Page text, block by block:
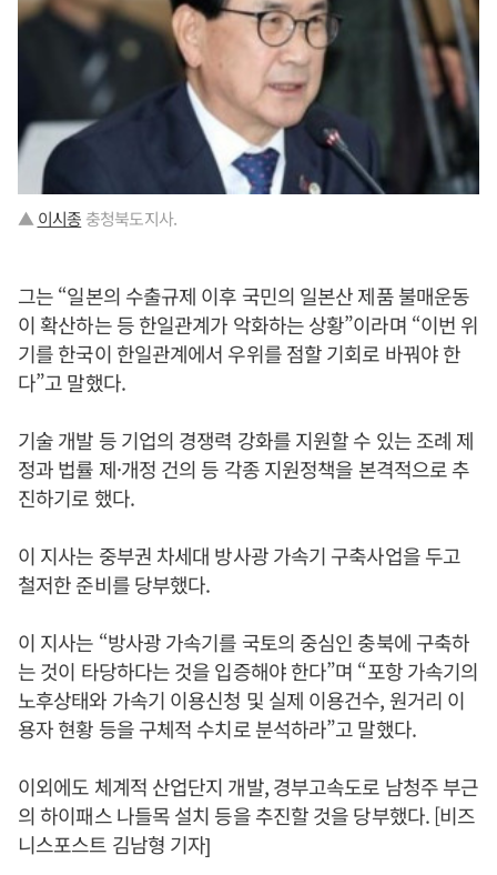
▲이시종 충청북도지사.
그는 “일본의 수출규제 이후 국민의 일본산 제품 불매운동
이 확산하는 등 한일관계가 악화하는 상황”이라며 “이번 위
기를 한국이 한일관계에서 우위를 점할 기회로 바꿔야 한
다”고 말했다.
기술 개발 등 기업의 경쟁력 강화를 지원할 수 있는 조례 제
정과 법률 제·개정 건의 등 각종 지원정책을 본격적으로 추
진하기로 했다.
이 지사는 중부권 차세대 방사광 가속기 구축사업을 두고
철저한 준비를 당부했다.
이 지사는 “방사광 가속기를 국토의 중심인 충북에 구축하
는 것이 타당하다는 것을 입증해야 한다”며 “포항 가속기의
노후상태와 가속기 이용신청 및 실제 이용건수, 원거리 이
용자 현황 등을 구체적 수치로 분석하라”고 말했다.
이외에도 체계적 산업단지 개발, 경부고속도로 남청주 부근
의 하이패스 나들목 설치 등을 추진할 것을 당부했다. [비즈
니스포스트 김남형 기자]